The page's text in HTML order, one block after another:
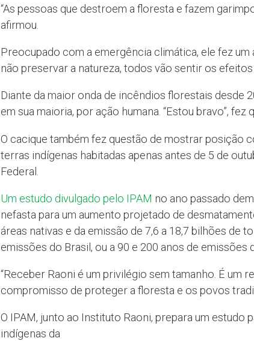
“As pessoas que destroem a floresta e fazem
afirmou.
Preocupado com a emergência climática, ele fez um
não preservar a natureza, todos vão sentir os efeitos
Diante da maior onda de incêndios florestais desde
em sua maioria, por ação humana. “Estou bravo”, fez
O cacique também fez questão de mostrar posição
terras indígenas habitadas apenas antes de 5 de
Federal.
Um estudo divulgado pelo IPAM no ano passado
nefasta para um aumento projetado de
áreas nativas e da emissão de 7,6 a 18,7 bilhões de
emissões do Brasil, ou a 90 e 200 anos de
“Receber Raoni é um privilégio sem tamanho. É
compromisso de proteger a floresta e os povos
O IPAM, junto ao Instituto Raoni, prepara um
indígenas da